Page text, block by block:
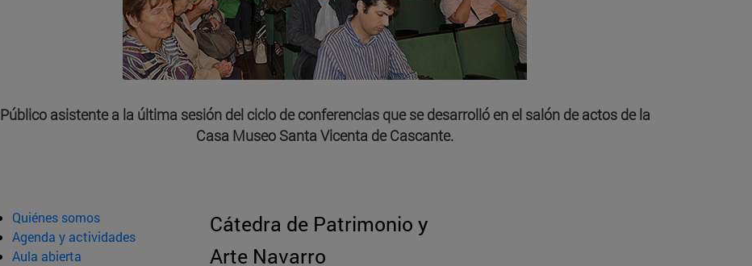
Público asistente a la última sesión del ciclo de conferencias que se desarrolló en el salón de actos de la
Casa Museo Santa Vicenta de Cascante.
Quiénes somos
Agenda y actividades
Aula abierta
Cátedra de Patrimonio y
Arte Navarro